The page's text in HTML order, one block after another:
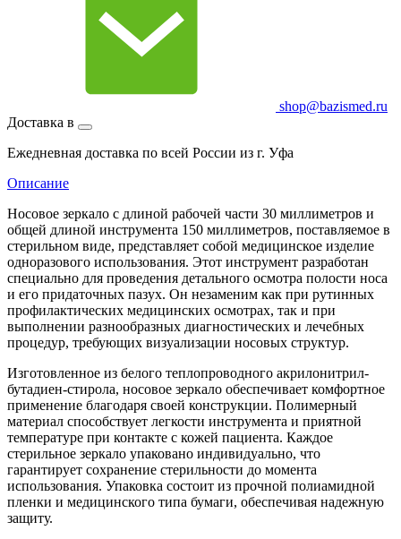
shop@bazismed.ru
Доставка в
Ежедневная доставка по всей России из г. Уфа
Описание
Носовое зеркало с длиной рабочей части 30 миллиметров и
общей длиной инструмента 150 миллиметров, поставляемое в
стерильном виде, представляет собой медицинское изделие
одноразового использования. Этот инструмент разработан
специально для проведения детального осмотра полости носа
и его придаточных пазух. Он незаменим как при рутинных
профилактических медицинских осмотрах, так и при
выполнении разнообразных диагностических и лечебных
процедур, требующих визуализации носовых структур.
Изготовленное из белого теплопроводного акрилонитрил-
бутадиен-стирола, носовое зеркало обеспечивает комфортное
применение благодаря своей конструкции. Полимерный
материал способствует легкости инструмента и приятной
температуре при контакте с кожей пациента. Каждое
стерильное зеркало упаковано индивидуально, что
гарантирует сохранение стерильности до момента
использования. Упаковка состоит из прочной полиамидной
пленки и медицинского типа бумаги, обеспечивая надежную
защиту.